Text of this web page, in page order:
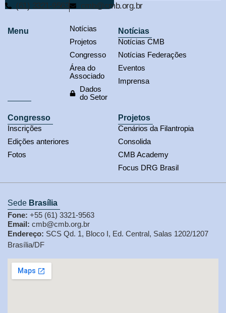
(61) 3321-9563 cmb@cmb.org.br
Menu
Notícias
Projetos
Congresso
Área do
Associado
Dados
do Setor
Notícias
Notícias CMB
Notícias Federações
Eventos
Imprensa
Congresso
Inscrições
Edições anteriores
Fotos
Projetos
Cenários da Filantropia
Consolida
CMB Academy
Focus DRG Brasil
Sede Brasília
Fone: +55 (61) 3321-9563
Email: cmb@cmb.org.br
Endereço: SCS Qd. 1, Bloco I, Ed. Central, Salas 1202/1207
Brasília/DF